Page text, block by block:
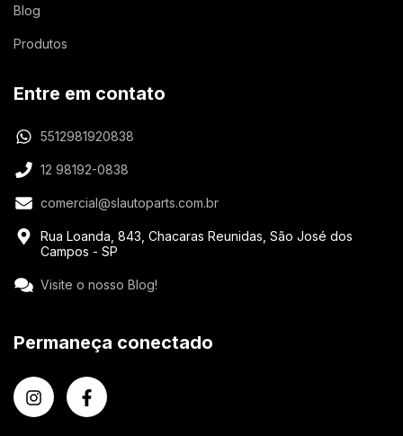
Blog
Produtos
Entre em contato
5512981920838
12 98192-0838
comercial@slautoparts.com.br
Rua Loanda, 843, Chacaras Reunidas, São José dos
Campos - SP
Visite o nosso Blog!
Permaneça conectado